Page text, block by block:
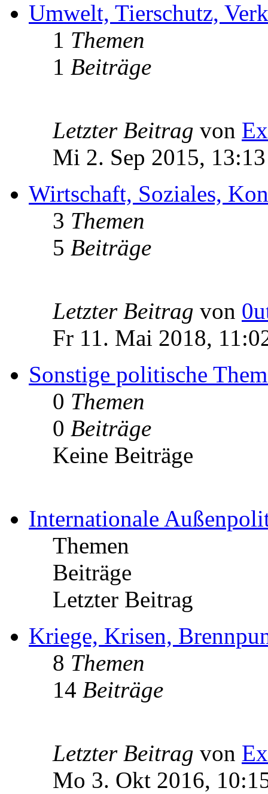
Umwelt, Tierschutz,
1 Themen
1 Beiträge
Letzter Beitrag von
Mi 2. Sep 2015, 13:13
Wirtschaft, Soziales,
3 Themen
5 Beiträge
Letzter Beitrag von
Fr 11. Mai 2018,
Sonstige politische
0 Themen
0 Beiträge
Keine Beiträge
Internationale
Themen
Beiträge
Letzter Beitrag
Kriege, Krisen,
8 Themen
14 Beiträge
Letzter Beitrag von
Mo 3. Okt 2016,